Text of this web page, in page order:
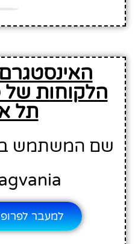
הלקוחות של
תל
שם המשתמש
למעבר